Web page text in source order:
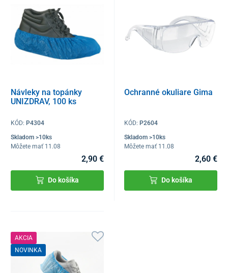
Návleky na topánky
UNIZDRAV, 100 ks
KÓD: P4304
Skladom >10ks
Môžete mať 11.08
2,90 €
Do košíka
Ochranné okuliare Gima
KÓD: P2604
Skladom >10ks
Môžete mať 11.08
2,60 €
Do košíka
AKCIA
NOVINKA